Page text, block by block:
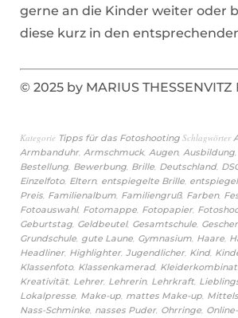
gerne an die Kinder weiter oder
diese kurz in den
© 2025 by MARIUS THESSENVITZ
Kategorie Tipps für das Fotoshooting Schlagwörter
Armbanduhr, Armschmuck, Augen, Ausbildung,
Bestellung, Bewerbung, Brille, Deutschland,
Einzelfoto, Eltern, entspiegelte Brille,
Preis, Familienalbum, Familiengruß, Farben,
Fotoauswahl, Fotomappe, Fotopapier,
Geburtstag, Geldbeutel, Gesamtschule,
Grundschule, gute Laune, Gymnasium, Haare,
Headliner, Highlighter, Jugendlicher, Kind,
Klassenfoto, Klassenkamerad,
Kreativität, Lehrer, Lehrerin, Lehrkraft,
Lokalpresse, Make-up, mattes Make-up,
Nass-Schminke, nasses Puder, Ohrringe,